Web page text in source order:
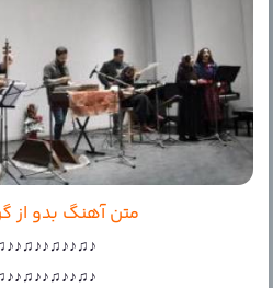
متن آهنگ بدو از